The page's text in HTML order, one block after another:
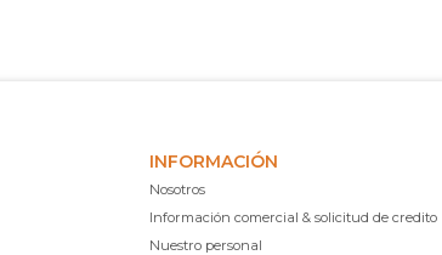
INFORMACIÓN
Nosotros
Información comercial & solicitud de credito
Nuestro personal